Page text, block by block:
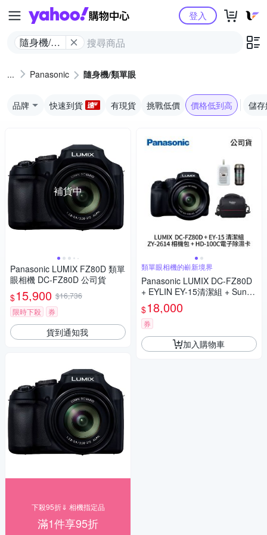
Yahoo購物中心
隨身機/類
登入
Panasonic 隨身機/類單眼
品牌 快速到貨 有現貨 挑戰低價 價格低到高 儲
補貨中
Panasonic LUMIX FZ80D 類單
眼相機 DC-FZ80D 公司貨
$15,900 $16,736
限時下殺
券
貨到通知我
下殺95折⇓ 相機指定品
滿1件享95折
類單眼相機的嶄新境界
Panasonic LUMIX DC-FZ80D
+ EYLIN EY-15清潔組 + SunLi
ght ZY-2614相機包 + EirMai 銳
瑪 HD-100C電子除濕卡 FZ80
D (公司貨)
$18,000
券
加入購物車